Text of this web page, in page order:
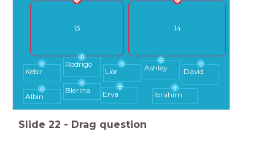
14
13
Kebir
Rodrigo
David
Erva
Albin
Ashley
Blerina
Ibrahim
Lior
Slide 22 - Drag question